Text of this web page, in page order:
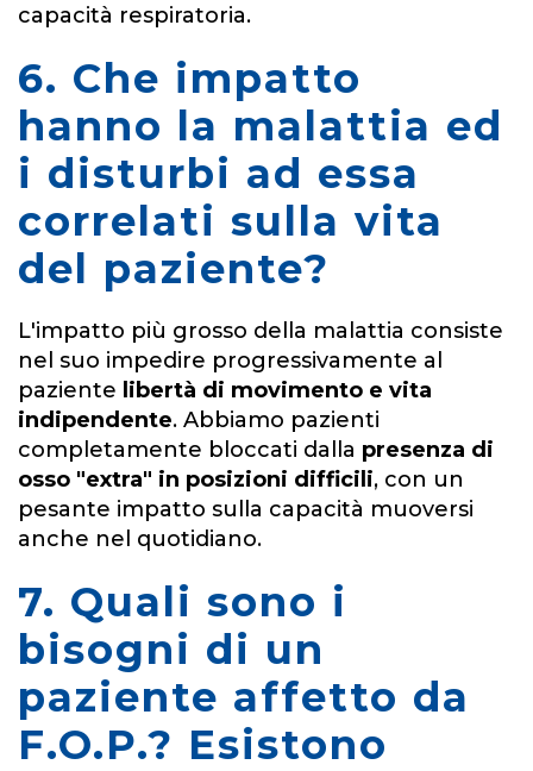
capacità respiratoria.
6. Che impatto
hanno la malattia ed
i disturbi ad essa
correlati sulla vita
del paziente?
L'impatto più grosso della malattia consiste
nel suo impedire progressivamente al
paziente libertà di movimento e vita
indipendente. Abbiamo pazienti
completamente bloccati dalla presenza di
osso "extra" in posizioni difficili, con un
pesante impatto sulla capacità muoversi
anche nel quotidiano.
7. Quali sono i
bisogni di un
paziente affetto da
F.O.P.? Esistono